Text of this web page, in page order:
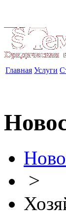
Главная Услуги
>